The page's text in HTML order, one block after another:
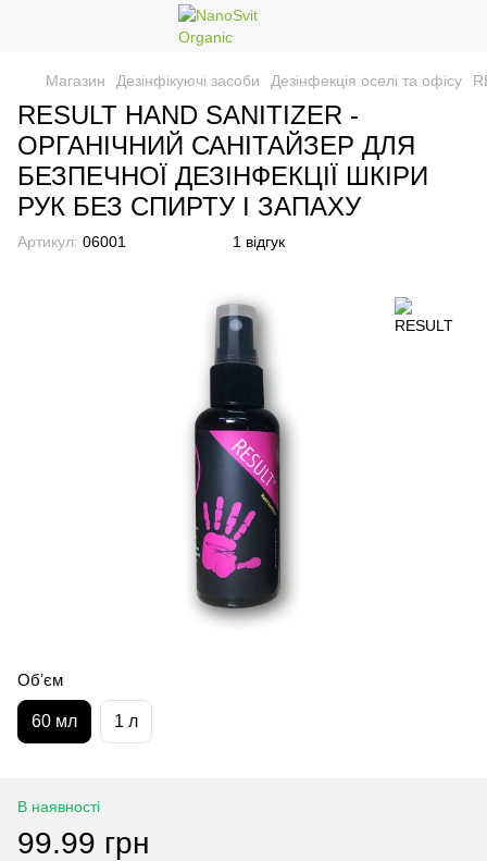
Магазин Дезінфікуючі засоби Дезінфекція оселі та офісу
RESULT HAND SANITIZER -
ОРГАНІЧНИЙ САНІТАЙЗЕР ДЛЯ
БЕЗПЕЧНОЇ ДЕЗІНФЕКЦІЇ ШКІРИ
РУК БЕЗ СПИРТУ І ЗАПАХУ
Артикул: 06001 1 відгук
Обʼєм
60 мл 1 л
В наявності
99.99 грн